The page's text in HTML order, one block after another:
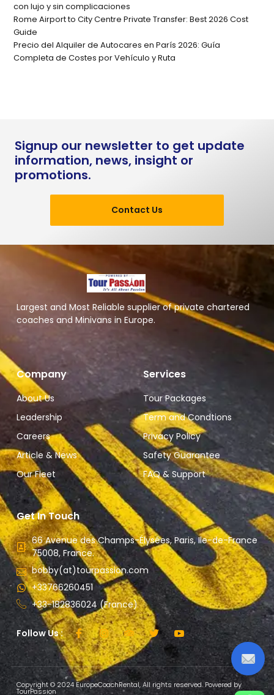
con lujo y sin complicaciones
Rome Airport to City Centre Private Transfer: Best 2026 Cost
Guide
Precio del Alquiler de Autocares en París 2026: Guía
Completa de Costes por Vehículo y Ruta
Signup our newsletter to get update
information, news, insight or
promotions.
Contact Us
Largest and Most Reliable supplier of private chartered
coaches and Minivans in Europe.
Company
About Us
Leadership
Careers
Article & News
Our Fleet
Services
Tour Packages
Term and Condtions
Privacy Policy
Safety Guarantee
FAQ & Support
Get In Touch
66 Avenue des Champs-Élysées, Paris, Ile-de-France
75008, France.
bobby(at)tourpassion.com
+33766260451
+33-182836024 (France)
Follow Us :
Copyright © 2024 EuropeCoachRental, All rights reserved. Powered by
TourPassion